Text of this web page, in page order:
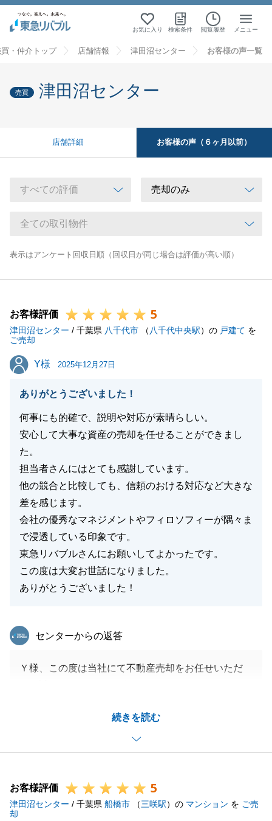
お気に入り 検索条件 閲覧履歴 メニュー
・仲介トップ 店舗情報 津田沼センター お客様の声一覧
売買 津田沼センター
店舗詳細 お客様の声（６ヶ月以前）
表示はアンケート回収日順（回収日が同じ場合は評価が高い順）
お客様評価 5
津田沼センター / 千葉県 八千代市 （ 八千代中央駅）の 戸建て を
ご売却
Y様
Y様 2025年12月27日
ありがとうございました！
何事にも的確で、説明や対応が素晴らしい。
安心して大事な資産の売却を任せることができまし
た。
担当者さんにはとても感謝しています。
他の競合と比較しても、信頼のおける対応など大きな
差を感じます。
会社の優秀なマネジメントやフィロソフィーが隅々ま
で浸透している印象です。
東急リバブルさんにお願いしてよかったです。
この度は大変お世話になりました。
ありがとうございました！
続きを読む
東急リバブル
センターからの返答
Ｙ様、この度は当社にて不動産売却をお任せいただ
的に当社にて、お手伝いさせて頂くことが出来て、大
結果的には、大満足の条件でのお取引ではなかったか
でも満足度が上がっていただけたならば、嬉しく思い
ます。
お客様評価 5
津田沼センター / 千葉県 船橋市 （三咲駅）の マンション を ご売
却